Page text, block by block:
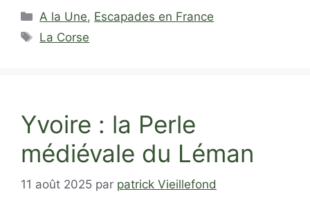
Catégories
A la Une, Escapades en France
Étiquettes
La Corse
Yvoire : la Perle
médiévale du Léman
11 août 2025 par patrick Vieillefond